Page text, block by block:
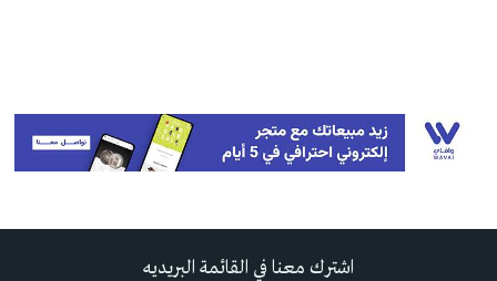
اشترك معنا في القائمة البريديه